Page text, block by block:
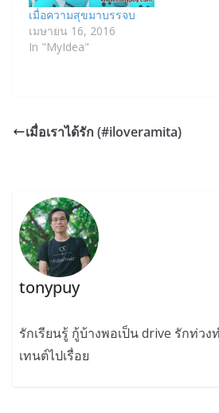
เมื่อความสุขมาบรรจบ
เมษายน 16, 2016
In "MyIdea"
เมื่อเราได้รัก (#iloveramita)
tonypuy
รักเรียนรู้ กู้บ้างพอเป็น drive รักท่ว
เทนต์ไปเรื่อย